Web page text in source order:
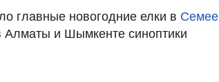
главные новогодние елки в Семее
Алматы и Шымкенте синоптики